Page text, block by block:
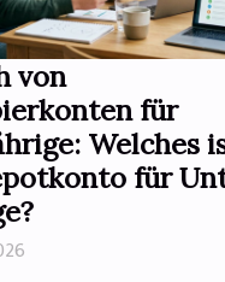
von
für
Welches
für